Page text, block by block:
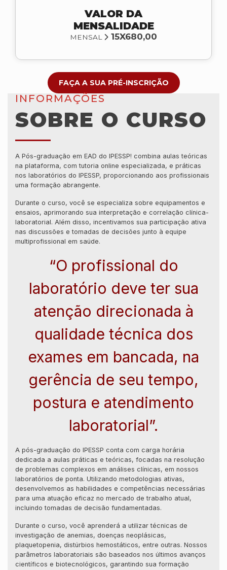
VALOR DA
MENSALIDADE
MENSAL 15X680,00
FAÇA A SUA PRÉ-INSCRIÇÃO
INFORMAÇÕES
SOBRE O CURSO
A Pós-graduação em EAD do IPESSP! combina aulas teóricas
na plataforma, com tutoria online especializada, e práticas
nos laboratórios do IPESSP, proporcionando aos profissionais
uma formação abrangente.
Durante o curso, você se especializa sobre equipamentos e
ensaios, aprimorando sua interpretação e correlação clínica-
laboratorial. Além disso, incentivamos sua participação ativa
nas discussões e tomadas de decisões junto à equipe
multiprofissional em saúde.
“O profissional do
laboratório deve ter sua
atenção direcionada à
qualidade técnica dos
exames em bancada, na
gerência de seu tempo,
postura e atendimento
laboratorial”.
A pós-graduação do IPESSP conta com carga horária
dedicada a aulas práticas e teóricas, focadas na resolução
de problemas complexos em análises clínicas, em nossos
laboratórios de ponta. Utilizando metodologias ativas,
desenvolvemos as habilidades e competências necessárias
para uma atuação eficaz no mercado de trabalho atual,
incluindo tomadas de decisão fundamentadas.
Durante o curso, você aprenderá a utilizar técnicas de
investigação de anemias, doenças neoplásicas,
plaquetopenia, distúrbios hemostáticos, entre outras. Nossos
parâmetros laboratoriais são baseados nos últimos avanços
científicos e biotecnológicos, garantindo sua formação